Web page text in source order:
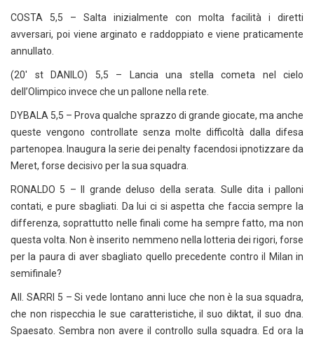
COSTA 5,5 – Salta inizialmente con molta facilità i diretti
avversari, poi viene arginato e raddoppiato e viene praticamente
annullato.
(20′ st DANILO) 5,5 – Lancia una stella cometa nel cielo
dell’Olimpico invece che un pallone nella rete.
DYBALA 5,5 – Prova qualche sprazzo di grande giocate, ma anche
queste vengono controllate senza molte difficoltà dalla difesa
partenopea. Inaugura la serie dei penalty facendosi ipnotizzare da
Meret, forse decisivo per la sua squadra.
RONALDO 5 – Il grande deluso della serata. Sulle dita i palloni
contati, e pure sbagliati. Da lui ci si aspetta che faccia sempre la
differenza, soprattutto nelle finali come ha sempre fatto, ma non
questa volta. Non è inserito nemmeno nella lotteria dei rigori, forse
per la paura di aver sbagliato quello precedente contro il Milan in
semifinale?
All. SARRI 5 – Si vede lontano anni luce che non è la sua squadra,
che non rispecchia le sue caratteristiche, il suo diktat, il suo dna.
Spaesato. Sembra non avere il controllo sulla squadra. Ed ora la